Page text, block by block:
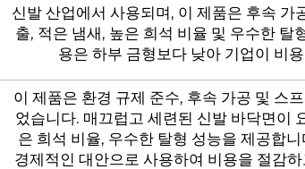
신발 산업에서 사용되며, 이 제품은 후속
출, 적은 냄새, 높은 희석 비율 및 우수한
용은 하부 금형보다 낮아 기업이 비
이 제품은 환경 규제 준수, 후속 가공 및 스
었습니다. 매끄럽고 세련된 신발 바닥면이
은 희석 비율, 우수한 탈형 성능을 제공합
경제적인 대안으로 사용하여 비용을 절감